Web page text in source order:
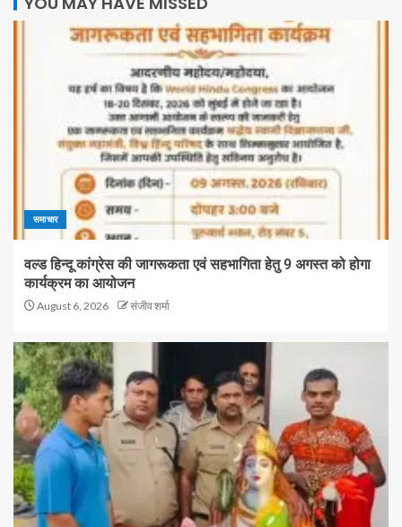
समाचार
वल्ड हिन्दू कांग्रेस की जागरूकता एवं सहभागिता हेतु 9 अगस्त को होगा
कार्यक्रम का आयोजन
August 6, 2026 संजीव शर्मा